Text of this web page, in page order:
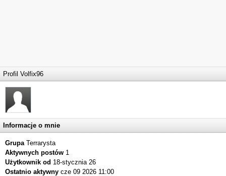
Profil Volfix96
Informacje o mnie
GrupaTerrarysta
Aktywnych postów 1
Użytkownik od 18-stycznia 26
Ostatnio aktywny cze 09 2026 11:00